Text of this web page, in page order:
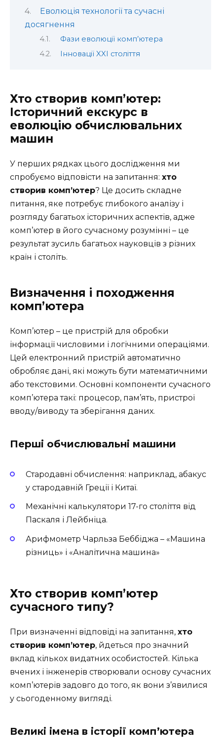
Еволюція технології та сучасні
досягнення
Фази еволюції комп’ютера
Інновації XXI століття
Хто створив комп’ютер:
Історичний екскурс в
еволюцію обчислювальних
машин
У перших рядках цього дослідження ми
спробуємо відповісти на запитання: хто
створив комп’ютер? Це досить складне
питання, яке потребує глибокого аналізу і
розгляду багатьох історичних аспектів, адже
комп’ютер в його сучасному розумінні – це
результат зусиль багатьох науковців з різних
країн і століть.
Визначення і походження
комп’ютера
Комп’ютер – це пристрій для обробки
інформації числовими і логічними операціями.
Цей електронний пристрій автоматично
обробляє дані, які можуть бути математичними
або текстовими. Основні компоненти сучасного
комп’ютера такі: процесор, пам’ять, пристрої
вводу/виводу та зберігання даних.
Перші обчислювальні машини
Стародавні обчислення: наприклад, абакус
у стародавній Греції і Китаї.
Механічні калькулятори 17-го століття від
Паскаля і Лейбніца.
Арифмометр Чарльза Беббіджа – «Машина
різниць» і «Аналітична машина»
Хто створив комп’ютер
сучасного типу?
При визначенні відповіді на запитання, хто
створив комп’ютер, йдеться про значний
вклад кількох видатних особистостей. Кілька
вчених і інженерів створювали основу сучасних
комп’ютерів задовго до того, як вони з’явилися
у сьогоденному вигляді.
Великі імена в історії комп’ютера